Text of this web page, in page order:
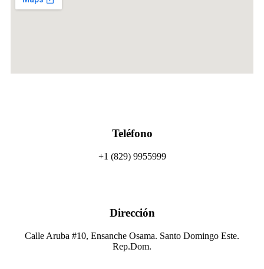
Teléfono
+1 (829) 9955999
Dirección
Calle Aruba #10, Ensanche Osama. Santo Domingo Este.
Rep.Dom.